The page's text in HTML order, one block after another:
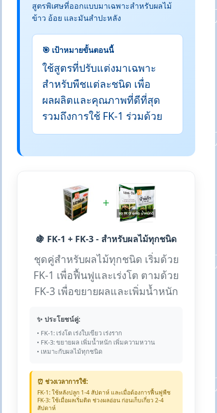
สูตรพิเศษที่ออกแบบมาเฉพาะสำหรับผลไม้
ข้าว อ้อย และมันสำปะหลัง
🎯 เป้าหมายขั้นตอนนี้
ใช้สูตรที่ปรับแต่งมาเฉพาะ
สำหรับพืชแต่ละชนิด เพื่อ
ผลผลิตและคุณภาพที่ดีที่สุด
รวมถึงการใช้ FK-1 ร่วมด้วย
+
🍇 FK-1 + FK-3 - สำหรับผลไม้ทุกชนิด
ชุดคู่สำหรับผลไม้ทุกชนิด เริ่มด้วย
FK-1 เพื่อฟื้นฟูและเร่งโต ตามด้วย
FK-3 เพื่อขยายผลและเพิ่มน้ำหนัก
✨ ประโยชน์คู่:
• FK-1: เร่งโต เร่งใบเขียว เร่งราก
• FK-3: ขยายผล เพิ่มน้ำหนัก เพิ่มความหวาน
• เหมาะกับผลไม้ทุกชนิด
⏰ ช่วงเวลาการใช้:
FK-1: ใช้หลังปลูก 1-4 สัปดาห์ และเมื่อต้องการฟื้นฟูพืช
FK-3: ใช้เมื่อผลเริ่มติด ช่วงผลอ่อน ก่อนเก็บเกี่ยว 2-4
สัปดาห์